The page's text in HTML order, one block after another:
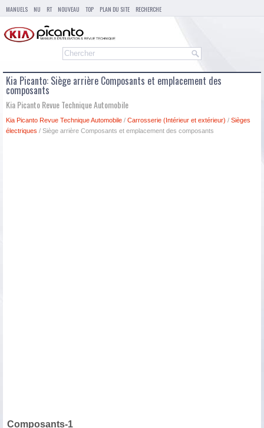
MANUELS NU RT NOUVEAU TOP PLAN DU SITE RECHERCHE
Kia Picanto: Siège arrière Composants et emplacement des
composants
Kia Picanto Revue Technique Automobile
Kia Picanto Revue Technique Automobile / Carrosserie (Intérieur et extérieur) / Sièges
électriques / Siège arrière Composants et emplacement des composants
Composants-1